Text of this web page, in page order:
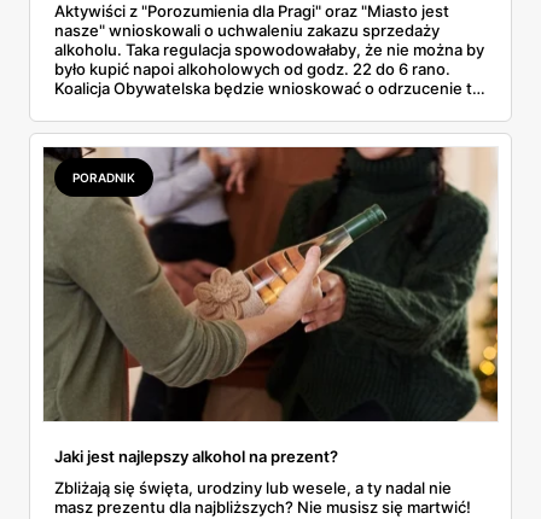
Aktywiści z "Porozumienia dla Pragi" oraz "Miasto jest
nasze" wnioskowali o uchwaleniu zakazu sprzedaży
alkoholu. Taka regulacja spowodowałaby, że nie można by
było kupić napoi alkoholowych od godz. 22 do 6 rano.
Koalicja Obywatelska będzie wnioskować o odrzucenie tej
PORADNIK
Jaki jest najlepszy alkohol na prezent?
Zbliżają się święta, urodziny lub wesele, a ty nadal nie
masz prezentu dla najbliższych? Nie musisz się martwić!